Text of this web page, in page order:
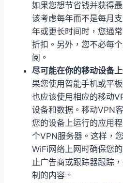
如果您想节省钱并获得
该考虑每年而不是每月
年或更长时间时，您通
折扣。另外，您不必每
阅。
尽可能在你的移动设备
果您使用智能手机或平
也应该使用相应的移动
设备和数据。移动VPN
您的设备上运行的应用
个VPN服务器。这样，
WiFi网络上网时确保您
止广告商或跟踪器跟踪
制的内容。